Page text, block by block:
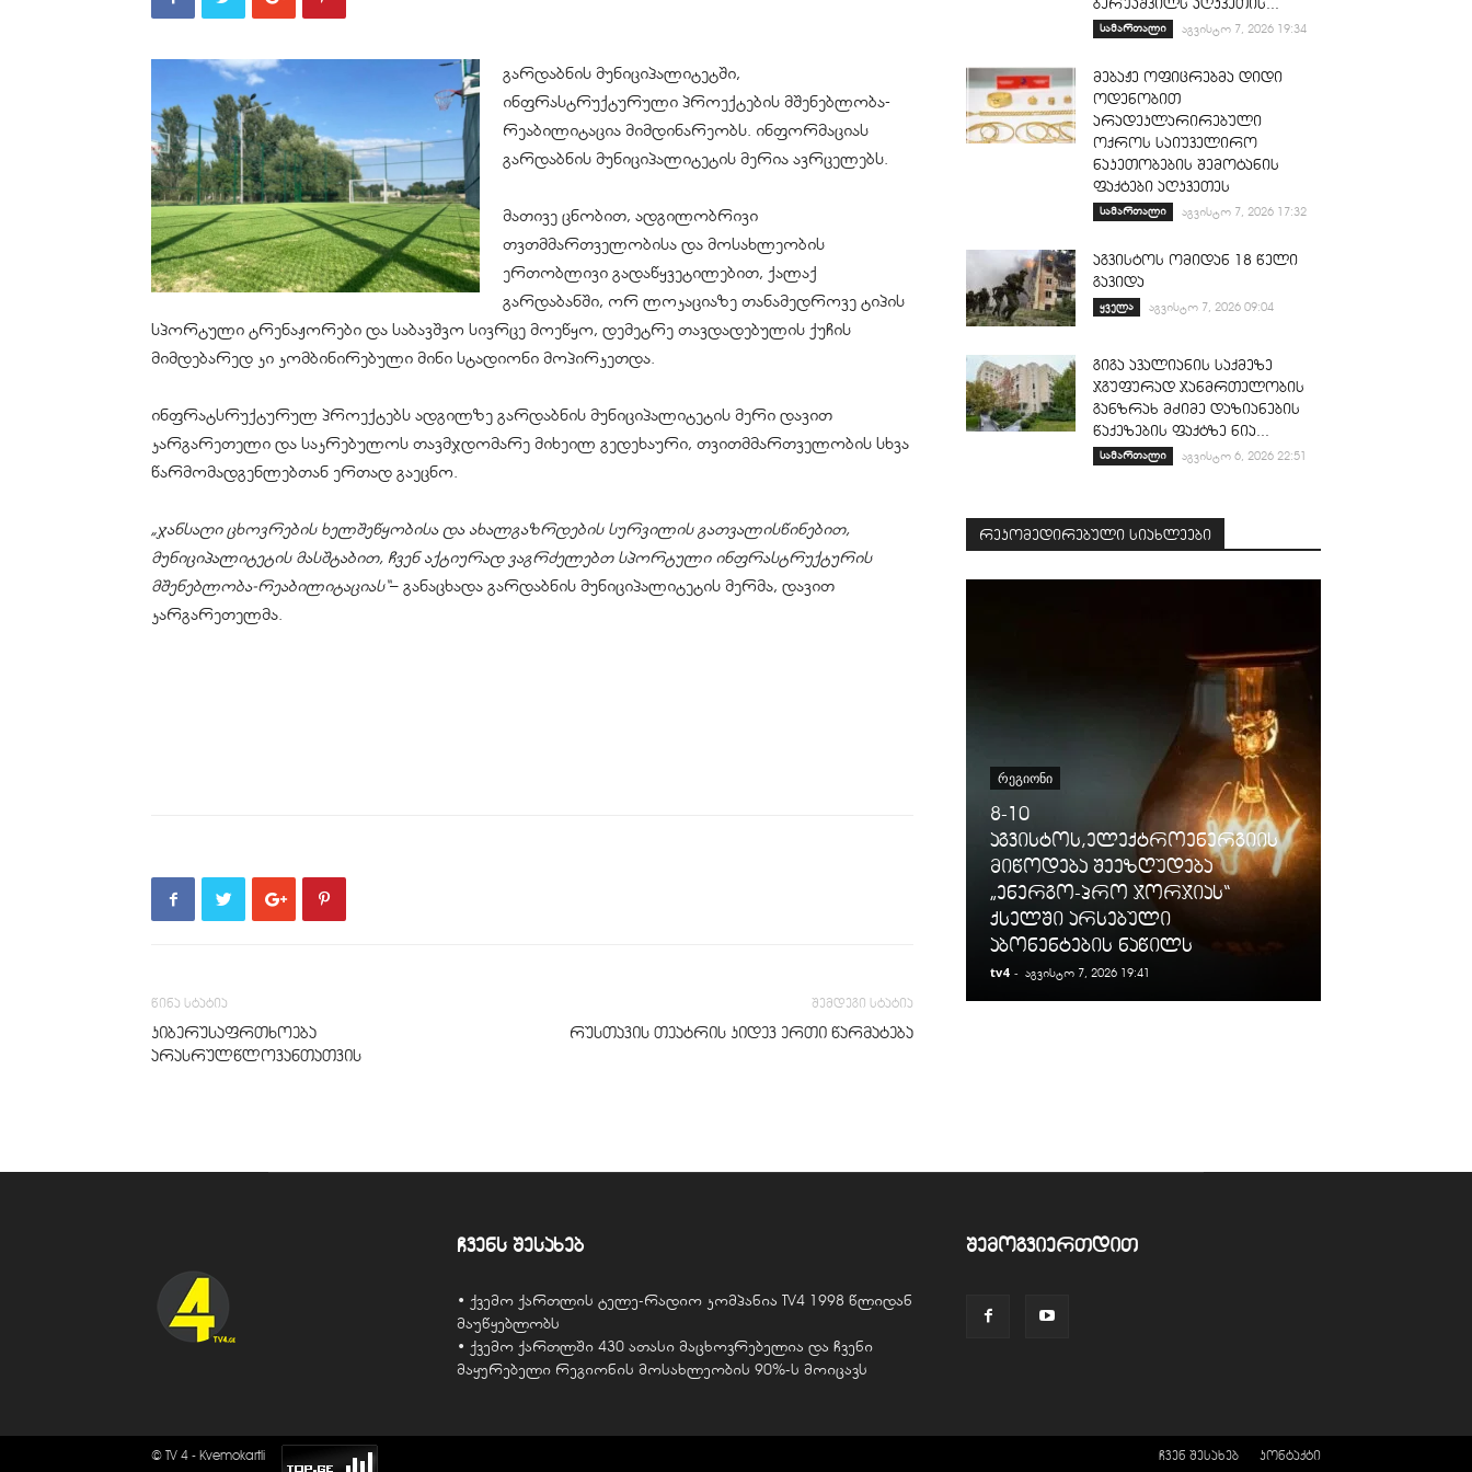
გარდაბნის მუნიციპალიტეტში,
ინფრასტრუქტურული პროექტების მშენებლობა-
რეაბილიტაცია მიმდინარეობს. ინფორმაციას
გარდაბნის მუნიციპალიტეტის მერია ავრცელებს.
მათივე ცნობით, ადგილობრივი
თვთმმართველობისა და მოსახლეობის
ერთობლივი გადაწყვეტილებით, ქალაქ
გარდაბანში, ორ ლოკაციაზე თანამედროვე ტიპის
სპორტული ტრენაჟორები და საბავშვო სივრცე მოეწყო, დემეტრე თავდადებულის ქუჩის
მიმდებარედ კი კომბინირებული მინი სტადიონი მოპირკეთდა.
ინფრატსრუქტურულ პროექტებს ადგილზე გარდაბნის მუნიციპალიტეტის მერი დავით
კარგარეთელი და საკრებულოს თავმჯდომარე მიხეილ გედეხაური, თვითმმართველობის სხვა
წარმომადგენლებთან ერთად გაეცნო.
„ჯანსაღი ცხოვრების ხელშეწყობისა და ახალგაზრდების სურვილის გათვალისწინებით,
მუნიციპალიტეტის მასშტაბით, ჩვენ აქტიურად ვაგრძელებთ სპორტული ინფრასტრუქტურის
მშენებლობა-რეაბილიტაციას“– განაცხადა გარდაბნის მუნიციპალიტეტის მერმა, დავით
კარგარეთელმა.
წინა სტატია
კიბერუსაფრთხოება
არასრულწლოვანთათვის
შემდეგი სტატია
რუსთავის თეატრის კიდევ ერთი წარმატება
ბერუაშვილს აღკვეთის...
სამართალი აგვისტო 7, 2026 19:34
მებაჟე ოფიცრებმა დიდი
ოდენობით
არადეკლარირებული
ოქროს საიუველირო
ნაკეთობების შემოტანის
ფაქტები აღკვეთეს
სამართალი აგვისტო 7, 2026 17:32
აგვისტოს ომიდან 18 წელი
გავიდა
ყველა აგვისტო 7, 2026 09:04
გიგა ავალიანის საქმეზე
ჯგუფურად ჯანმრთელობის
განზრახ მძიმე დაზიანების
წაქეზების ფაქტზე ნია...
სამართალი აგვისტო 6, 2026 22:51
რეკომედირებული სიახლეები
ᲠᲔᲒᲘᲝᲜᲘ
8-10
აგვისტოს,ელექტროენერგიის
მიწოდება შეეზღუდება
„ენერგო-პრო ჯორჯიას“
ქსელში არსებული
აბონენტების ნაწილს
tv4 - აგვისტო 7, 2026 19:41
ჩვენს შესახებ
• ქვემო ქართლის ტელე-რადიო კომპანია TV4 1998 წლიდან
მაუწყებლობს
• ქვემო ქართლში 430 ათასი მაცხოვრებელია და ჩვენი
მაყურებელი რეგიონის მოსახლეობის 90%-ს მოიცავს
შემოგვიერთდით
ჩვენ შესახებ კონტაქტი
© TV 4 - Kvemokartli